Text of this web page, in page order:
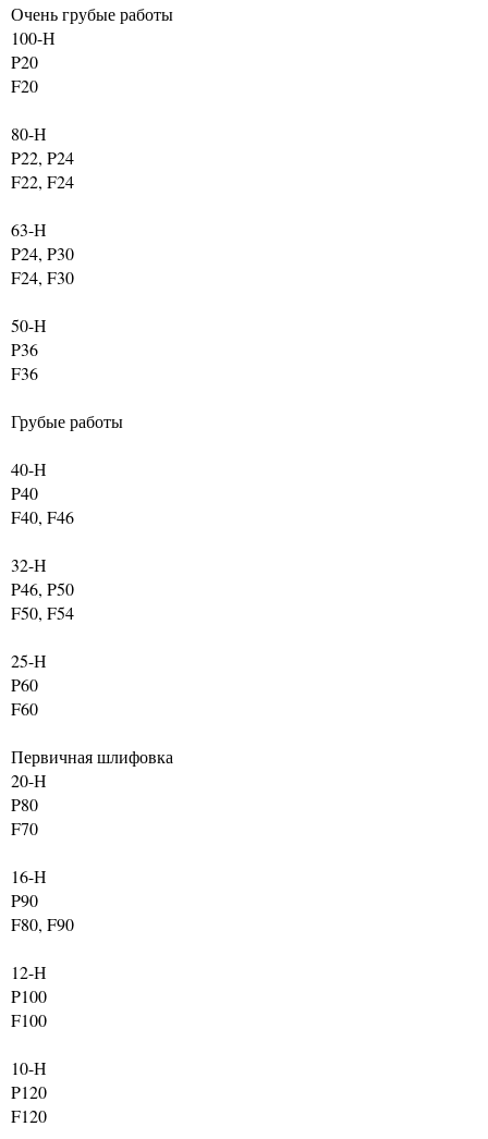
Очень грубые работы
100-Н
P20
F20
80-Н
P22, P24
F22, F24
63-Н
P24, P30
F24, F30
50-Н
P36
F36
Грубые работы
40-Н
P40
F40, F46
32-Н
P46, P50
F50, F54
25-Н
P60
F60
Первичная шлифовка
20-Н
P80
F70
16-Н
P90
F80, F90
12-Н
P100
F100
10-Н
P120
F120